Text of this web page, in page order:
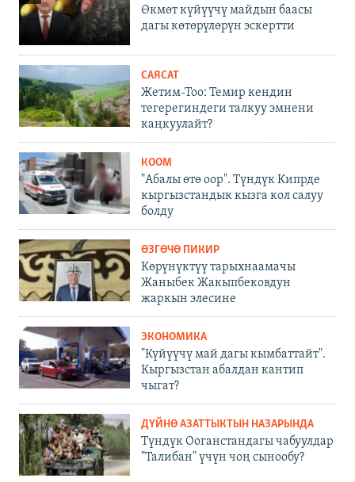
Өкмөт күйүүчү майдын баасы
дагы көтөрүлөрүн эскертти
САЯСАТ
Жетим-Тоо: Темир кендин
тегерегиндеги талкуу эмнени
каңкуулайт?
КООМ
"Абалы өтө оор". Түндүк Кипрде
кыргызстандык кызга кол салуу
болду
ӨЗГӨЧӨ ПИКИР
Көрүнүктүү тарыхнаамачы
Жаныбек Жакыпбековдун
жаркын элесине
ЭКОНОМИКА
"Күйүүчү май дагы кымбаттайт".
Кыргызстан абалдан кантип
чыгат?
ДҮЙНӨ АЗАТТЫКТЫН НАЗАРЫНДА
Түндүк Ооганстандагы чабуулдар
"Талибан" үчүн чоң сынообу?